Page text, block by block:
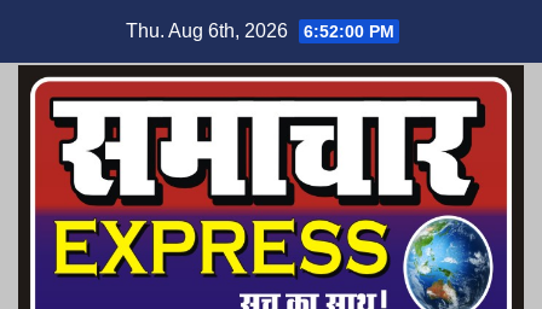
content
Thu. Aug 6th, 2026 6:52:01 PM